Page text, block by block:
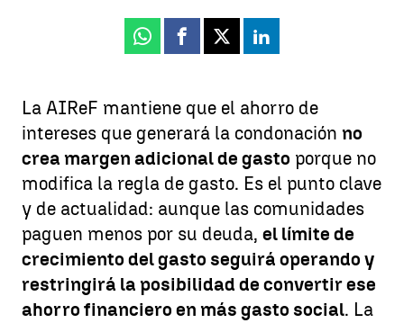
Whatsapp
Facebook
X Linkedin
La AIReF mantiene que el ahorro de
intereses que generará la condonación no
crea margen adicional de gasto porque no
modifica la regla de gasto. Es el punto clave
y de actualidad: aunque las comunidades
paguen menos por su deuda, el límite de
crecimiento del gasto seguirá operando y
restringirá la posibilidad de convertir ese
ahorro financiero en más gasto social. La